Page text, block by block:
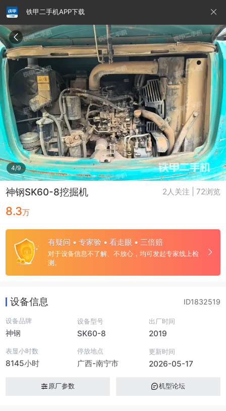
铁甲二手机APP下载
4/9
神钢SK60-8挖掘机 2人关注 | 72浏览
8.3万
有疑问 • 专家验 • 看走眼 • 三倍赔
对于设备信息不了解、不放心，均可发起专家线上检
测。
请输入手机号
提
交
即
表
示
您
同
意
《隐
私
政
策》
设备信息 ID1832519
设备品牌
神钢
设备型号
SK60-8
出厂时间
2019
表显小时数
8145小时
停放地点
广西-南宁市
更新时间
2026-05-17
原厂参数 机型论坛
铁甲龙总部 4000099032 认证经纪人